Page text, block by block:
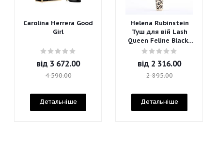
Carolina Herrera Good
Girl
від 3 672.00
4 590.00
Детальніше
Helena Rubinstein
Туш для вій Lash
Queen Feline Blacks
Mascara
від 2 316.00
2 895.00
Детальніше